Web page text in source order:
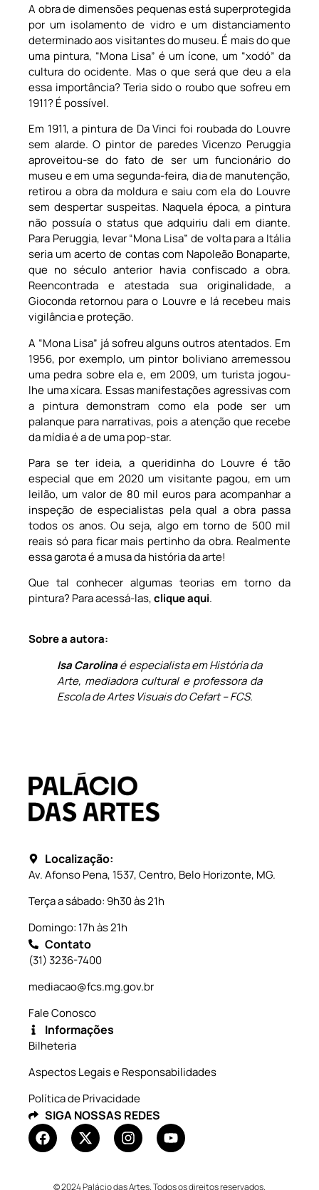
A obra de dimensões pequenas está superprotegida
por um isolamento de vidro e um distanciamento
determinado aos visitantes do museu. É mais do que
uma pintura, “Mona Lisa” é um ícone, um “xodó” da
cultura do ocidente. Mas o que será que deu a ela
essa importância? Teria sido o roubo que sofreu em
1911? É possível.
Em 1911, a pintura de Da Vinci foi roubada do Louvre
sem alarde. O pintor de paredes Vicenzo Peruggia
aproveitou-se do fato de ser um funcionário do
museu e em uma segunda-feira, dia de manutenção,
retirou a obra da moldura e saiu com ela do Louvre
sem despertar suspeitas. Naquela época, a pintura
não possuía o status que adquiriu dali em diante.
Para Peruggia, levar “Mona Lisa” de volta para a Itália
seria um acerto de contas com Napoleão Bonaparte,
que no século anterior havia confiscado a obra.
Reencontrada e atestada sua originalidade, a
Gioconda retornou para o Louvre e lá recebeu mais
vigilância e proteção.
A “Mona Lisa” já sofreu alguns outros atentados. Em
1956, por exemplo, um pintor boliviano arremessou
uma pedra sobre ela e, em 2009, um turista jogou-
lhe uma xícara. Essas manifestações agressivas com
a pintura demonstram como ela pode ser um
palanque para narrativas, pois a atenção que recebe
da mídia é a de uma pop-star.
Para se ter ideia, a queridinha do Louvre é tão
especial que em 2020 um visitante pagou, em um
leilão, um valor de 80 mil euros para acompanhar a
inspeção de especialistas pela qual a obra passa
todos os anos. Ou seja, algo em torno de 500 mil
reais só para ficar mais pertinho da obra. Realmente
essa garota é a musa da história da arte!
Que tal conhecer algumas teorias em torno da
pintura? Para acessá-las,clique aqui.
Sobre a autora:
Isa Carolinaé especialista em História da
Arte, mediadora cultural e professora da
Escola de Artes Visuais do Cefart – FCS.
Localização:
Av. Afonso Pena, 1537, Centro, Belo Horizonte, MG.
Terça a sábado: 9h30 às 21h
Domingo: 17h às 21h
Contato
(31) 3236-7400
mediacao@fcs.mg.gov.br
Fale Conosco
Informações
Bilheteria
Aspectos Legais e Responsabilidades
Política de Privacidade
SIGA NOSSAS REDES
© 2024 Palácio das Artes. Todos os direitos reservados.